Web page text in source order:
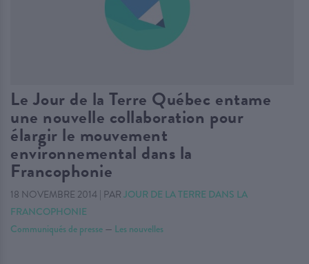
Le Jour de la Terre Québec entame
une nouvelle collaboration pour
élargir le mouvement
environnemental dans la
Francophonie
18 NOVEMBRE 2014| PAR JOUR DE LA TERRE DANS LA
FRANCOPHONIE
Communiqués de presse — Les nouvelles